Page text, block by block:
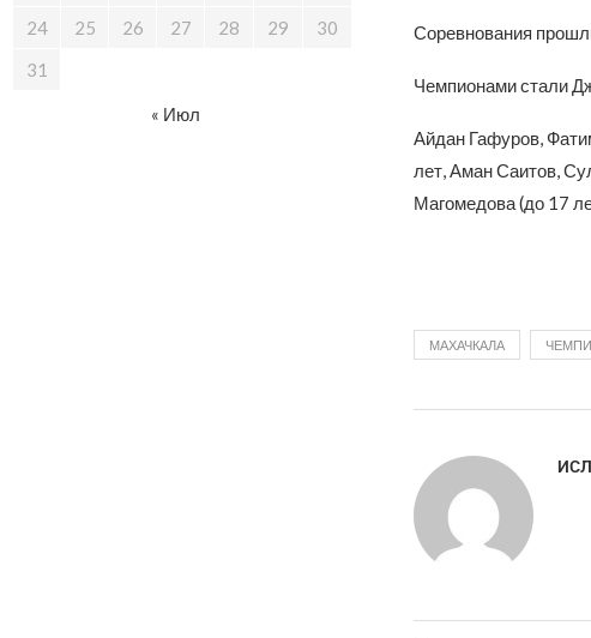
Соревнования
Чемпионами стали
Айдан Гафуров,
лет, Аман Саитов,
Магомедова (до 17
МАХАЧКАЛА
24
25 26 27 28 29
30
31
« Июл